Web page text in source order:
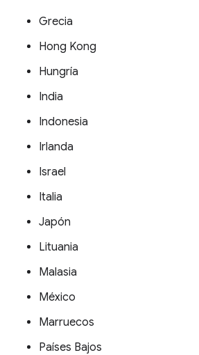
Grecia
Hong Kong
Hungría
India
Indonesia
Irlanda
Israel
Italia
Japón
Lituania
Malasia
México
Marruecos
Países Bajos